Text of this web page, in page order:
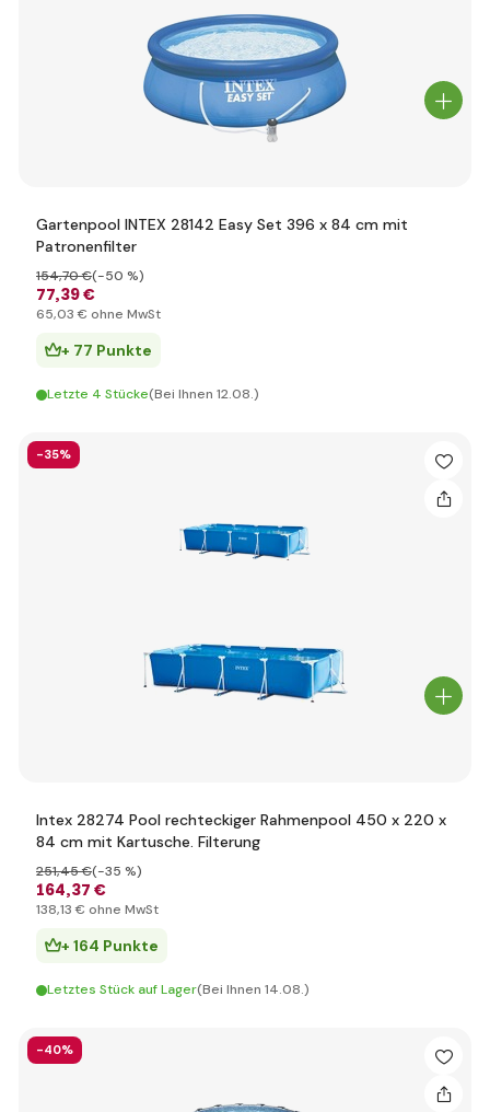
Gartenpool INTEX 28142 Easy Set 396 x 84 cm mit
Patronenfilter
77,39 €
154,70 €(-50 %)
65,03 € ohne MwSt
+ 77 Punkte
Letzte 4 Stücke(Bei Ihnen 12.08.)
-35%
Intex 28274 Pool rechteckiger Rahmenpool 450 x 220 x
84 cm mit Kartusche. Filterung
164,37 €
251,45 €(-35 %)
138,13 € ohne MwSt
+ 164 Punkte
Letztes Stück auf Lager(Bei Ihnen 14.08.)
-40%